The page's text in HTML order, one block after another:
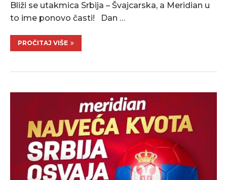
Bliži se utakmica Srbija – Švajcarska, a Meridian u
to ime ponovo časti! Dan …
PROČITAJ VIŠE